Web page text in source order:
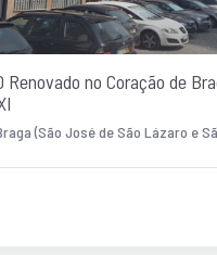
no Coração de
(São José de São Lázaro e